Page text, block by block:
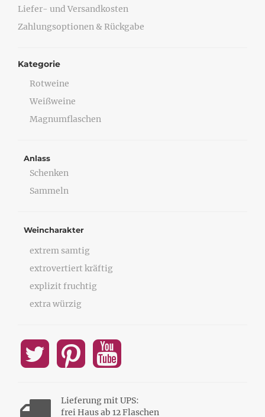
Liefer- und Versandkosten
Zahlungsoptionen & Rückgabe
Kategorie
Rotweine
Weißweine
Magnumflaschen
Anlass
Schenken
Sammeln
Weincharakter
extrem samtig
extrovertiert kräftig
explizit fruchtig
extra würzig
Lieferung mit UPS:
frei Haus ab 12 Flaschen